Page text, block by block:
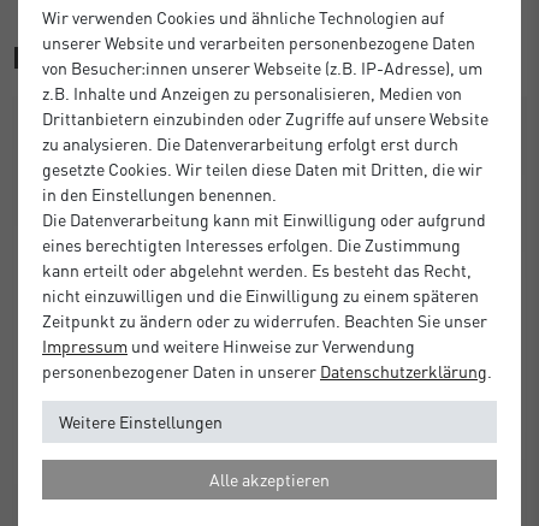
Das könnte Ihnen auch gefallen
Previous
Next
Wir verwenden Cookies und ähnliche Technologien auf
unserer Website und verarbeiten personenbezogene Daten
von Besucher:innen unserer Webseite (z.B. IP-Adresse), um
z.B. Inhalte und Anzeigen zu personalisieren, Medien von
Drittanbietern einzubinden oder Zugriffe auf unsere Website
zu analysieren. Die Datenverarbeitung erfolgt erst durch
gesetzte Cookies. Wir teilen diese Daten mit Dritten, die wir
in den Einstellungen benennen.
Die Datenverarbeitung kann mit Einwilligung oder aufgrund
eines berechtigten Interesses erfolgen. Die Zustimmung
kann erteilt oder abgelehnt werden. Es besteht das Recht,
nicht einzuwilligen und die Einwilligung zu einem späteren
Zeitpunkt zu ändern oder zu widerrufen. Beachten Sie unser
Impressum und weitere Hinweise zur Verwendung
personenbezogener Daten in unserer Daten­schutz­erklärung
Weitere Einstellungen
Alle akzeptieren